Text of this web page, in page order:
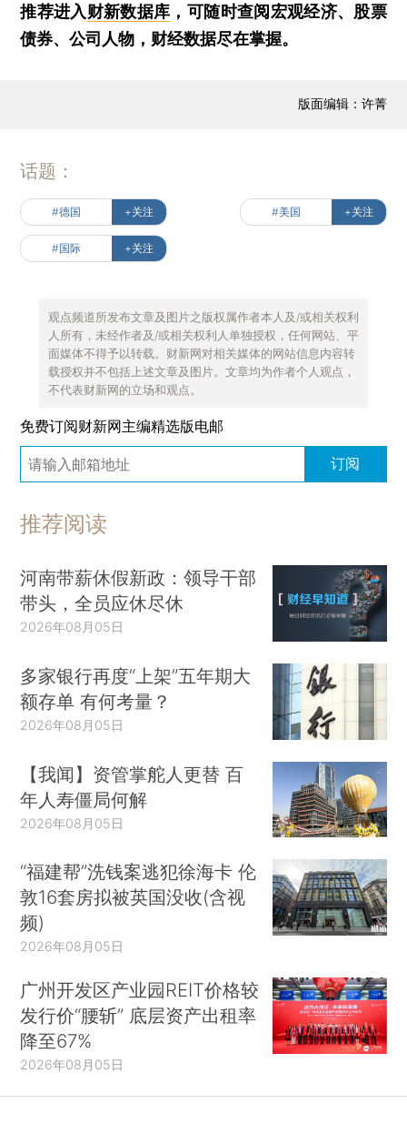
推荐进入财新数据库 ，可随时查阅宏观经济、股票
债券、公司人物，财经数据尽在掌握。
版面编辑：许菁
话题：
#德国 +关注 #美国 +关注
#国际 +关注
观点频道所发布文章及图片之版权属作者本人及/或相关权利
人所有，未经作者及/或相关权利人单独授权，任何网站、平
面媒体不得予以转载。财新网对相关媒体的网站信息内容转
载授权并不包括上述文章及图片。文章均为作者个人观点，
不代表财新网的立场和观点。
免费订阅财新网主编精选版电邮
订阅
推荐阅读
河南带薪休假新政：领导干部
带头，全员应休尽休
2026年08月05日
多家银行再度“上架”五年期大
额存单 有何考量？
2026年08月05日
【我闻】资管掌舵人更替 百
年人寿僵局何解
2026年08月05日
“福建帮”洗钱案逃犯徐海卡 伦
敦16套房拟被英国没收(含视
频)
2026年08月05日
广州开发区产业园REIT价格较
发行价“腰斩” 底层资产出租率
降至67%
2026年08月05日